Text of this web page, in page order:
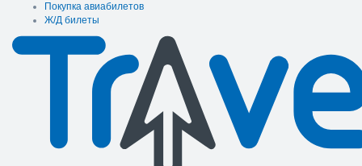
Покупка авиабилетов
Ж/Д билеты